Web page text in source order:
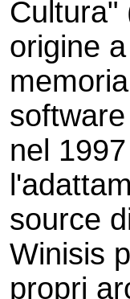
Cultura"
origine
nel
source
Winisis
propri